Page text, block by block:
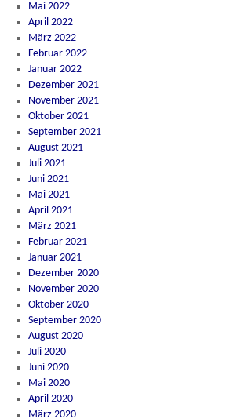
Mai 2022
April 2022
März 2022
Februar 2022
Januar 2022
Dezember 2021
November 2021
Oktober 2021
September 2021
August 2021
Juli 2021
Juni 2021
Mai 2021
April 2021
März 2021
Februar 2021
Januar 2021
Dezember 2020
November 2020
Oktober 2020
September 2020
August 2020
Juli 2020
Juni 2020
Mai 2020
April 2020
März 2020